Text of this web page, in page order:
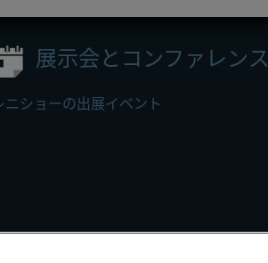
展示会とコンファレンス
ニショーの出展イベント